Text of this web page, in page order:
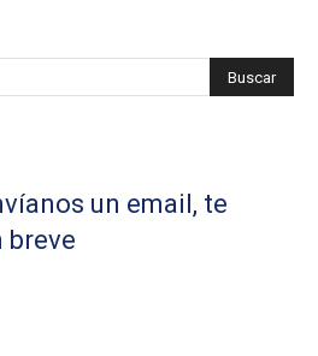
un email, te
breve